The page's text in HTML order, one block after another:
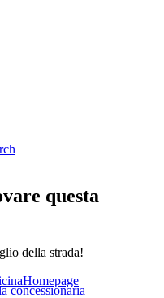
concessionaria
questa
della strada!
Homepage